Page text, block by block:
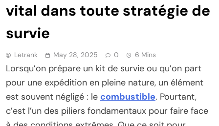
vital dans toute stratégie de
survie
Letrank May 28, 2025 0 6 Mins
Lorsqu’on prépare un kit de survie ou qu’on part
pour une expédition en pleine nature, un élément
est souvent négligé : le combustible. Pourtant,
c’est l’un des piliers fondamentaux pour faire face